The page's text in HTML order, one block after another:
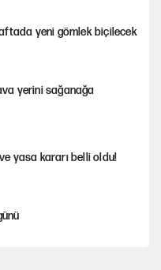
yeni gömlek biçilecek
yerini sağanağa
yasa kararı belli oldu!